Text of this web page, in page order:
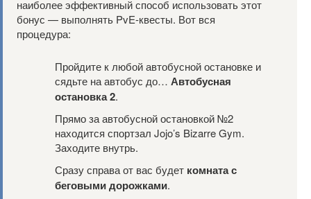
наиболее эффективный способ использовать этот
бонус — выполнять PvE-квесты. Вот вся
процедура:
Пройдите к любой автобусной остановке и
сядьте на автобус до… Автобусная
остановка 2.
Прямо за автобусной остановкой №2
находится спортзал Jojo’s Bizarre Gym.
Заходите внутрь.
Сразу справа от вас будет комната с
беговыми дорожками.